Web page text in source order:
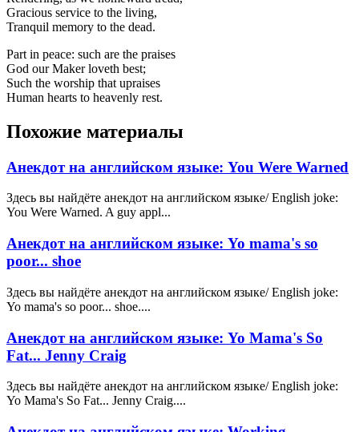
Gracious service to the living,
Tranquil memory to the dead.
Part in peace: such are the praises
God our Maker loveth best;
Such the worship that upraises
Human hearts to heavenly rest.
Похожие материалы
Анекдот на английском языке: You Were Warned
Здесь вы найдёте анекдот на английском языке/ English joke:
You Were Warned. A guy appl...
Анекдот на английском языке: Yo mama's so
poor... shoe
Здесь вы найдёте анекдот на английском языке/ English joke:
Yo mama's so poor... shoe....
Анекдот на английском языке: Yo Mama's So
Fat... Jenny Craig
Здесь вы найдёте анекдот на английском языке/ English joke:
Yo Mama's So Fat... Jenny Craig....